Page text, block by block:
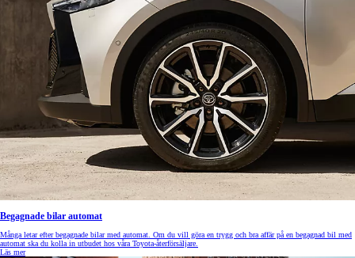
Begagnade bilar automat
Många letar efter begagnade bilar med automat. Om du vill göra en trygg och bra affär på en begagnad bil med
automat ska du kolla in utbudet hos våra Toyota-återförsäljare.
Läs mer